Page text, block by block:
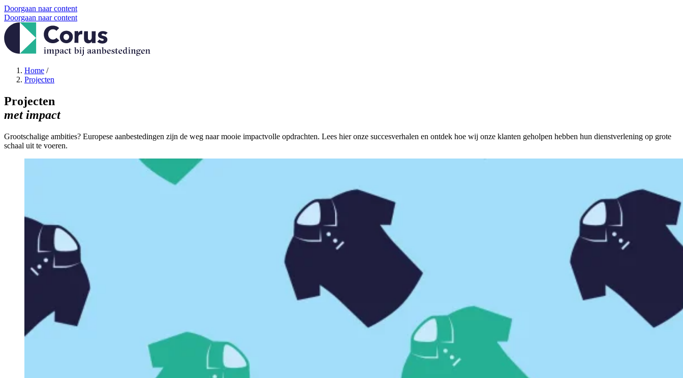
Doorgaan naar content
Doorgaan naar content
Home /
Projecten
Projecten
met impact
Grootschalige ambities? Europese aanbestedingen zijn de weg naar mooie impactvolle opdrachten. Lees hier onze succesverhalen en ontdek hoe wij onze klanten geholpen hebben hun dienstverlening op grote
schaal uit te voeren.